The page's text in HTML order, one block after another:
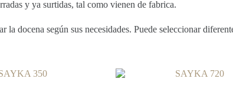
y ya surtidas, tal como vienen de fabrica.
docena según sus necesidades. Puede seleccionar